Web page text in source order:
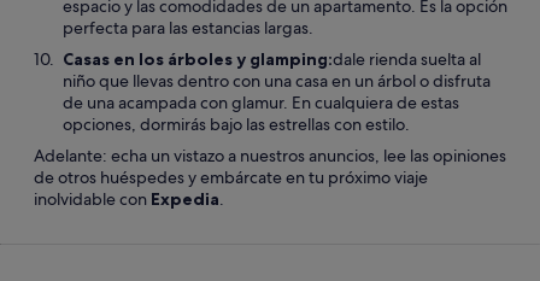
espacio y las comodidades de un apartamento. Es la opción
perfecta para las estancias largas.
Casas en los árboles y glamping:dale rienda suelta al
niño que llevas dentro con una casa en un árbol o disfruta
de una acampada con glamur. En cualquiera de estas
opciones, dormirás bajo las estrellas con estilo.
Adelante: echa un vistazo a nuestros anuncios, lee las opiniones
de otros huéspedes y embárcate en tu próximo viaje
inolvidable con Expedia.